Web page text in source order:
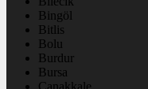
Bingöl
Bitlis
Bolu
Burdur
Bursa
Çanakkale